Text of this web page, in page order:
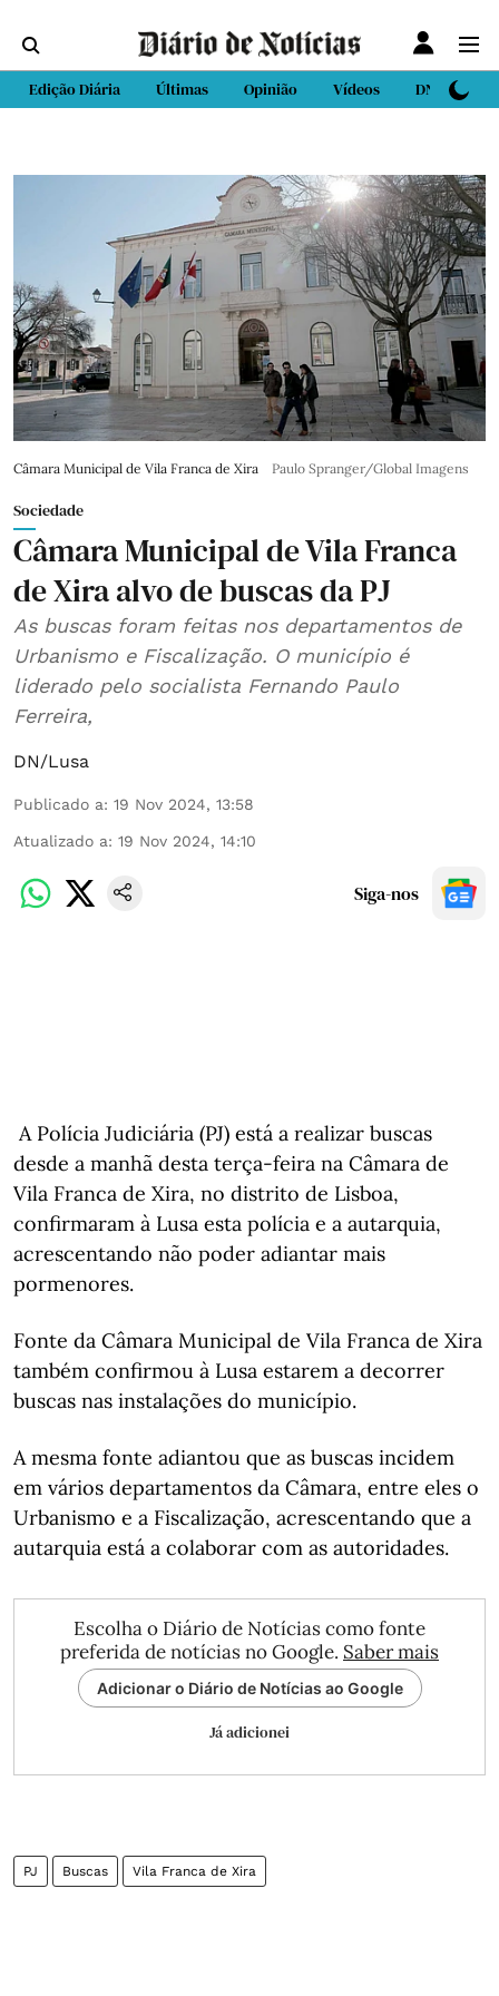
Edição Diária Últimas Opinião Vídeos DN Sport
Câmara Municipal de Vila Franca de Xira Paulo Spranger/Global Imagens
Sociedade
Câmara Municipal de Vila Franca
de Xira alvo de buscas da PJ
As buscas foram feitas nos departamentos de
Urbanismo e Fiscalização. O município é
liderado pelo socialista Fernando Paulo
Ferreira,
DN/Lusa
Publicado a: 19 Nov 2024, 13:58
Atualizado a: 19 Nov 2024, 14:10
Siga-nos
A Polícia Judiciária (PJ) está a realizar buscas
desde a manhã desta terça-feira na Câmara de
Vila Franca de Xira, no distrito de Lisboa,
confirmaram à Lusa esta polícia e a autarquia,
acrescentando não poder adiantar mais
pormenores.
Fonte da Câmara Municipal de Vila Franca de Xira
também confirmou à Lusa estarem a decorrer
buscas nas instalações do município.
A mesma fonte adiantou que as buscas incidem
em vários departamentos da Câmara, entre eles o
Urbanismo e a Fiscalização, acrescentando que a
autarquia está a colaborar com as autoridades.
Escolha o Diário de Notícias como fonte
preferida de notícias no Google. Saber mais
Adicionar o Diário de Notícias ao Google
Já adicionei
PJ Buscas Vila Franca de Xira